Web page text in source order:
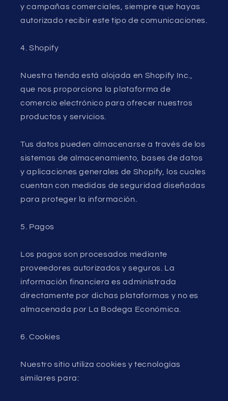
y campañas comerciales, siempre que hayas
autorizado recibir este tipo de comunicaciones.
4. Shopify
Nuestra tienda está alojada en Shopify Inc.,
que nos proporciona la plataforma de
comercio electrónico para ofrecer nuestros
productos y servicios.
Tus datos pueden almacenarse a través de los
sistemas de almacenamiento, bases de datos
y aplicaciones generales de Shopify, los cuales
cuentan con medidas de seguridad diseñadas
para proteger la información.
5. Pagos
Los pagos son procesados mediante
proveedores autorizados y seguros. La
información financiera es administrada
directamente por dichas plataformas y no es
almacenada por La Bodega Económica.
6. Cookies
Nuestro sitio utiliza cookies y tecnologías
similares para: